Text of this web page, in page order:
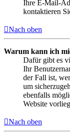
Ihre E-Mail-
kontaktieren
Nach oben
Warum kann ich
Dafür gibt es
Ihr
der Fall ist,
um
ebenfalls
Website
Nach oben